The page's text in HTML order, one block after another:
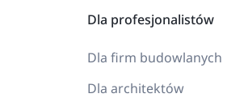
Dla profesjonalistów
Dla firm budowlanych
Dla architektów